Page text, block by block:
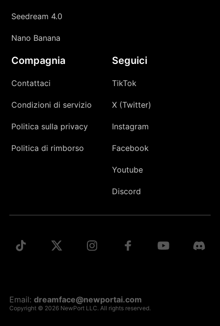
Seedream 4.0
Nano Banana
Compagnia
Contattaci
Condizioni di servizio
Politica sulla privacy
Politica di rimborso
Seguici
TikTok
X (Twitter)
Instagram
Facebook
Youtube
Discord
Email:dreamface@newportai.com
Copyright © 2026 NewPort LLC. All rights reserved.